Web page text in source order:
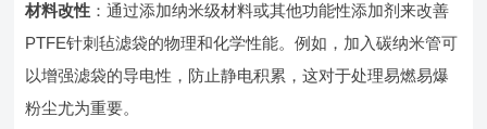
材料改性 ：通过添加纳米级材料或其他功能性添加剂来改善
PTFE针刺毡滤袋的物理和化学性能。例如，加入碳纳米管可
以增强滤袋的导电性，防止静电积累，这对于处理易燃易爆
粉尘尤为重要。